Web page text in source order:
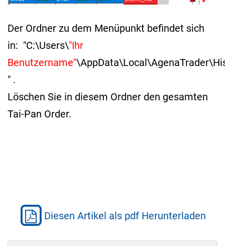
Der Ordner zu dem Menüpunkt befindet sich
in: "C:\Users\"Ihr
Benutzername"
" .
Löschen Sie in diesem Ordner den gesamten
Tai-Pan Order.
Diesen Artikel als pdf Herunterladen